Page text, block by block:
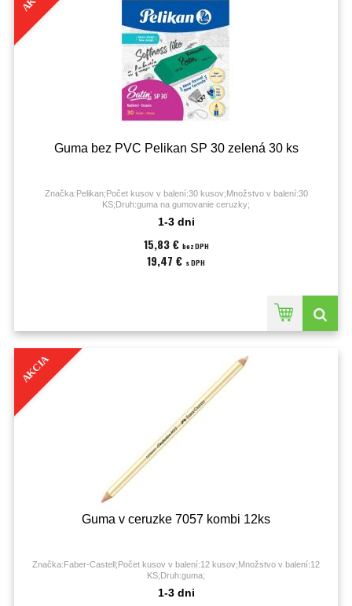
Guma bez PVC Pelikan SP 30 zelená 30 ks
Značka:Pelikan;Počet kusov v balení:30 kusov;Množstvo v balení:30
KS;Druh:guma na gumovanie ceruzky;
1-3 dni
15,83 € bez DPH
19,47 € s DPH
AKCIA
Guma v ceruzke 7057 kombi 12ks
Značka:Faber-Castell;Počet kusov v balení:12 kusov;Množstvo v balení:12
KS;Druh:guma;
1-3 dni